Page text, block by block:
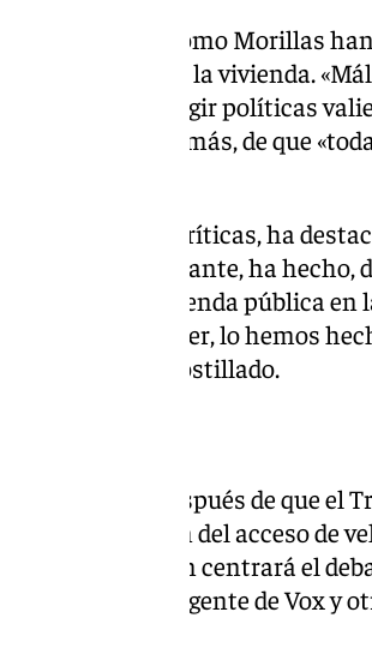
tanto Sguiglia como Morillas
27 de junio por la vivienda.
a la calle para exigir políticas
advirtiendo, además, de que
respuesta a las críticas, ha
proporción habitante, ha hecho,
más vivienda pública en
y podemos hacer, lo hemos
ha apostillado.
Emisiones después de que el
la regulación del acceso de
la capital también centrará el
mociones, una urgente de Vox y